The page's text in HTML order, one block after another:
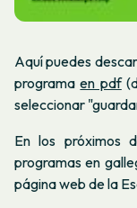
Aquí puedes
programaen pdf
seleccionar
En los próximos
programas en
página web de la